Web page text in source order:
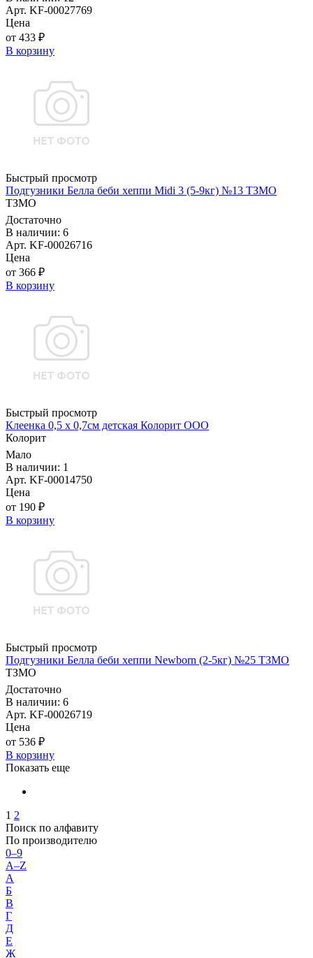
Арт. KF-00027769
Цена
от 433 ₽
В корзину
Быстрый просмотр
Подгузники Белла беби хеппи Midi 3 (5-9кг) №13 ТЗМО
ТЗМО
Достаточно
В наличии: 6
Арт. KF-00026716
Цена
от 366 ₽
В корзину
Быстрый просмотр
Клеенка 0,5 х 0,7см детская Колорит ООО
Колорит
Мало
В наличии: 1
Арт. KF-00014750
Цена
от 190 ₽
В корзину
Быстрый просмотр
Подгузники Белла беби хеппи Newborn (2-5кг) №25 ТЗМО
ТЗМО
Достаточно
В наличии: 6
Арт. KF-00026719
Цена
от 536 ₽
В корзину
Показать еще
1 2
Поиск по алфавиту
По производителю
0–9
A–Z
А
Б
В
Г
Д
Е
Ж